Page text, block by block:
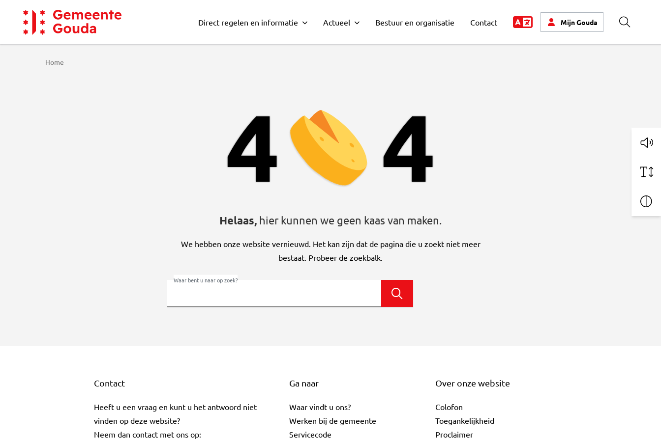
Gemeente Gouda
Direct regelen en informatie Actueel Bestuur en organisatie Contact MijnGouda Zoeken
Home
4 4
Helaas, hier kunnen we geen kaas van maken.
We hebben onze website vernieuwd. Het kan zijn dat de pagina die u zoekt niet meer
bestaat. Probeer de zoekbalk.
Waar bent u naar op zoek?
Contact
Heeft u een vraag en kunt u het antwoord niet
vinden op deze website?
Neem dan contact met ons op:
Ga naar
Waar vindt u ons?
Werken bij de gemeente
Servicecode
Over onze website
Colofon
Toegankelijkheid
Proclaimer